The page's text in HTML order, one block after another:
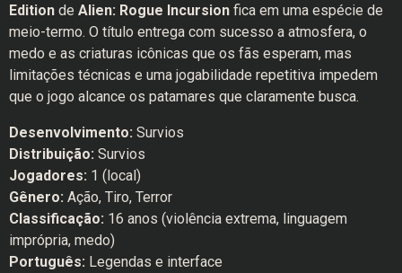
Edition de Alien: Rogue Incursion fica em uma espécie de
meio-termo. O título entrega com sucesso a atmosfera, o
medo e as criaturas icônicas que os fãs esperam, mas
limitações técnicas e uma jogabilidade repetitiva impedem
que o jogo alcance os patamares que claramente busca.
Desenvolvimento: Survios
Distribuição: Survios
Jogadores: 1 (local)
Gênero: Ação, Tiro, Terror
Classificação: 16 anos (violência extrema, linguagem
imprópria, medo)
Português: Legendas e interface